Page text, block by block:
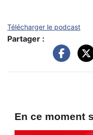
Télécharger le podcast
Partager :
En ce moment